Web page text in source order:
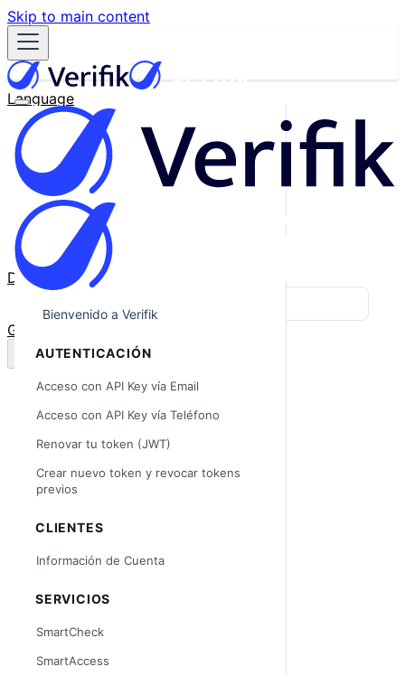
Skip to main content
Language
English
Español
Français
Português
한국어
日本語
中文
Docs
GitHub
Bienvenido a Verifik
AUTENTICACIÓN
Acceso con API Key vía Email
Acceso con API Key vía Teléfono
Renovar tu token (JWT)
Crear nuevo token y revocar tokens
previos
CLIENTES
Información de Cuenta
SERVICIOS
SmartCheck
SmartAccess